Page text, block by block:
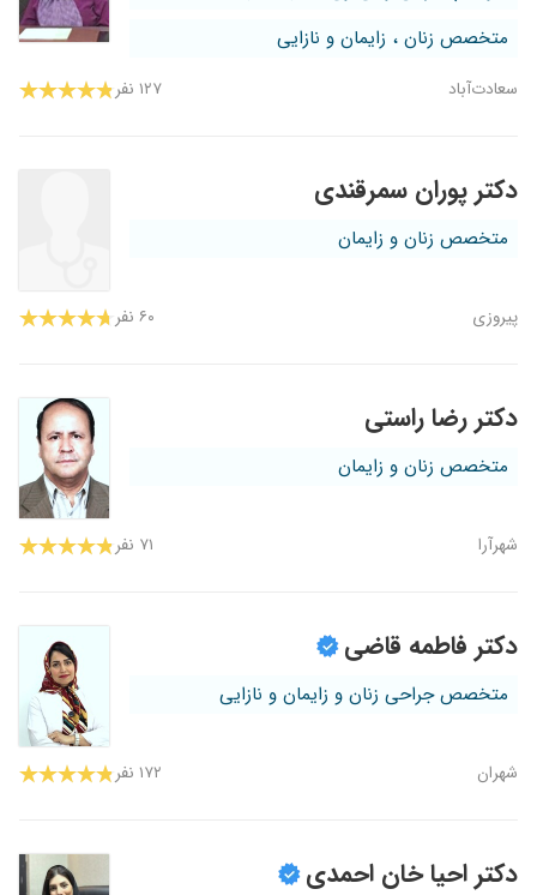
متخصص زنان ، زایمان و نازایی
سعادت‌آباد ۱۲۷ نفر
دکتر پوران سمرقندی
متخصص زنان و زایمان
پیروزی ۶۰ نفر
دکتر رضا راستی
متخصص زنان و زایمان
شهرآرا ۷۱ نفر
دکتر فاطمه قاضی
متخصص جراحی زنان و زایمان و نازایی
شهران ۱۷۲ نفر
دکتر احیا خان احمدی